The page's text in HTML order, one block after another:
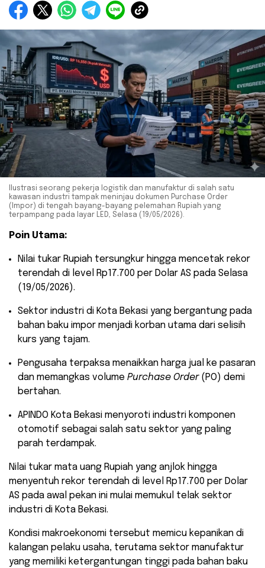
Ilustrasi seorang pekerja logistik dan manufaktur di salah satu
kawasan industri tampak meninjau dokumen Purchase Order
(Impor) di tengah bayang-bayang pelemahan Rupiah yang
terpampang pada layar LED, Selasa (19/05/2026).
Poin Utama:
​Nilai tukar Rupiah tersungkur hingga mencetak rekor
terendah di level Rp17.700 per Dolar AS pada Selasa
(19/05/2026).
​Sektor industri di Kota Bekasi yang bergantung pada
bahan baku impor menjadi korban utama dari selisih
kurs yang tajam.
​Pengusaha terpaksa menaikkan harga jual ke pasaran
dan memangkas volume Purchase Order(PO) demi
bertahan.
​APINDO Kota Bekasi menyoroti industri komponen
otomotif sebagai salah satu sektor yang paling
parah terdampak.
​Nilai tukar mata uang Rupiah yang anjlok hingga
menyentuh rekor terendah di level Rp17.700 per Dolar
AS pada awal pekan ini mulai memukul telak sektor
industri di Kota Bekasi.
Kondisi makroekonomi tersebut memicu kepanikan di
kalangan pelaku usaha, terutama sektor manufaktur
yang memiliki ketergantungan tinggi pada bahan baku